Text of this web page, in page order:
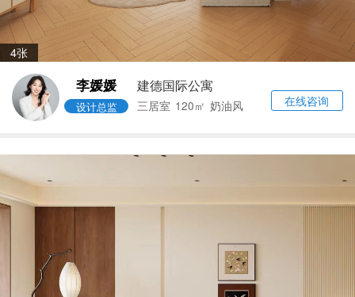
4张
李媛媛
设计总监
建德国际公寓
三居室 120㎡ 奶油风 在线咨询